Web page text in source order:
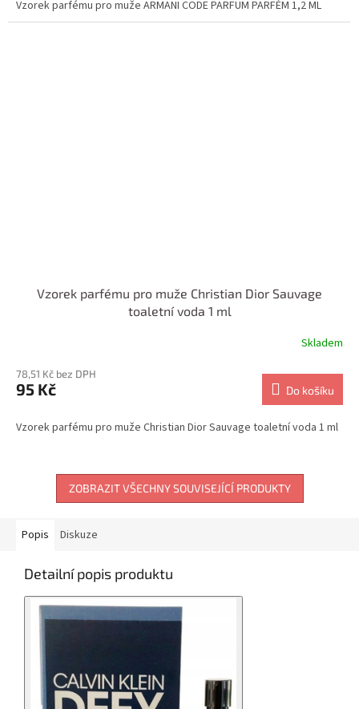
Vzorek parfému pro muže ARMANI CODE PARFUM PARFÉM 1,2 ML
Vzorek parfému pro muže Christian Dior Sauvage
toaletní voda 1 ml
Skladem
78,51 Kč bez DPH
95 Kč Do košíku
Vzorek parfému pro muže Christian Dior Sauvage toaletní voda 1 ml
ZOBRAZIT VŠECHNY SOUVISEJÍCÍ PRODUKTY
Popis Diskuze
Detailní popis produktu